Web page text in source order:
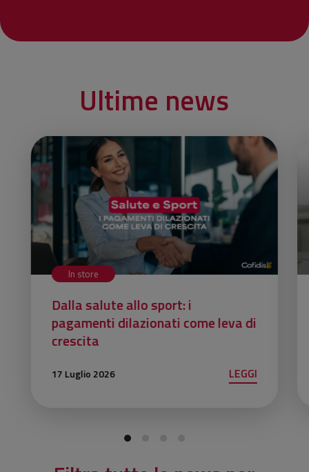
Ultime news
In store
Dalla salute allo sport: i
pagamenti dilazionati come leva di
crescita
17 Luglio 2026 LEGGI